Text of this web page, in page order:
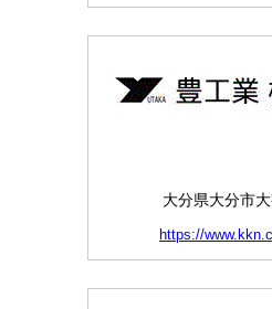
大分県大分市
https://